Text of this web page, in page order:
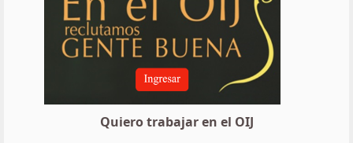
Quiero trabajar en el OIJ